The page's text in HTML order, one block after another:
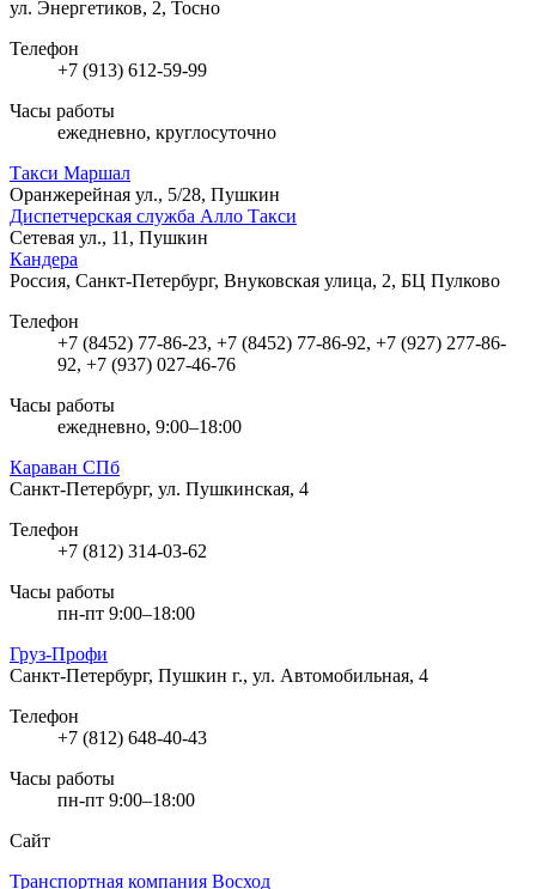
ул. Энергетиков, 2, Тосно
Телефон
+7 (913) 612-59-99
Часы работы
ежедневно, круглосуточно
Такси Маршал
Оранжерейная ул., 5/28, Пушкин
Диспетчерская служба Алло Такси
Сетевая ул., 11, Пушкин
Кандера
Россия, Санкт-Петербург, Внуковская улица, 2, БЦ Пулково
Телефон
+7 (8452) 77-86-23, +7 (8452) 77-86-92, +7 (927) 277-86-
92, +7 (937) 027-46-76
Часы работы
ежедневно, 9:00–18:00
Караван СПб
Санкт-Петербург, ул. Пушкинская, 4
Телефон
+7 (812) 314-03-62
Часы работы
пн-пт 9:00–18:00
Груз-Профи
Санкт-Петербург, Пушкин г., ул. Автомобильная, 4
Телефон
+7 (812) 648-40-43
Часы работы
пн-пт 9:00–18:00
Сайт
Транспортная компания Восход